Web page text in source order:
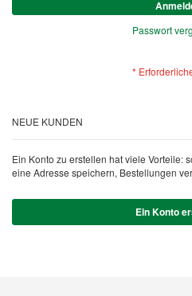
Passwort
NEUE KUNDEN
Ein Konto zu erstellen hat viele Vorteile:
eine Adresse speichern, Bestellungen
Ein Konto